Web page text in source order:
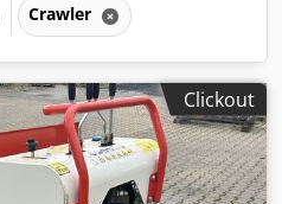
Crawler
Clickout